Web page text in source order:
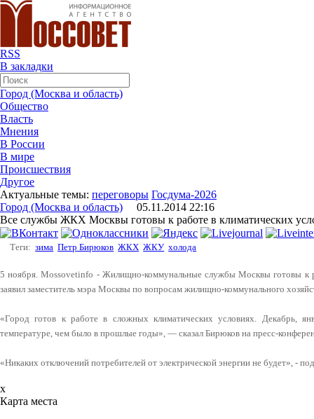
RSS
В закладки
Город (Москва и область)
Общество
Власть
Мнения
В России
В мире
Происшествия
Другое
Актуальные темы: переговоры Госдума-2026
Город (Москва и область) 05.11.2014 22:16
Все службы ЖКХ Москвы готовы к работе в климатических
Теги: зима Петр Бирюков ЖКХ ЖКУ холода
5 ноября. Mossovetinfo - Жилищно-коммунальные службы Москвы готовы к
заявил заместитель мэра Москвы по вопросам жилищно-коммунального
«Город готов к работе в сложных климатических условиях. Декабрь,
температуре, чем было в прошлые годы», — сказал Бирюков на пресс-
«Никаких отключений потребителей от электрической энергии не будет», -
x
Карта места